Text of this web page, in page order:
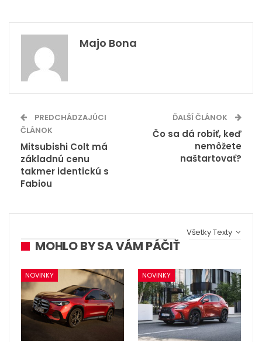
Majo Bona
PREDCHÁDZAJÚCI
ČLÁNOK
Mitsubishi Colt má
základnú cenu
takmer identickú s
Fabiou
ĎALŠÍ ČLÁNOK
Čo sa dá robiť, keď
nemôžete
naštartovať?
Všetky Texty
MOHLO BY SA VÁM PÁČIŤ
NOVINKY NOVINKY